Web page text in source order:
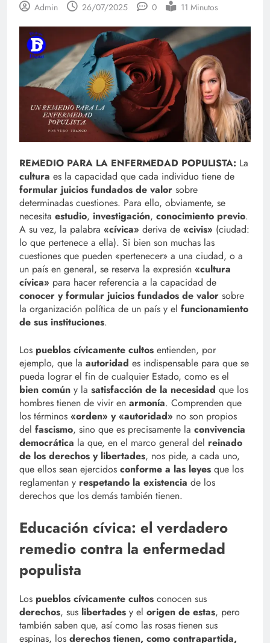
Admin 26/07/2025 0 11 Minutos
REMEDIO PARA LA ENFERMEDAD POPULISTA: La
cultura es la capacidad que cada individuo tiene de
formular juicios fundados de valor sobre
determinadas cuestiones. Para ello, obviamente, se
necesita estudio, investigación, conocimiento previo.
A su vez, la palabra «cívica» deriva de «civis» (ciudad:
lo que pertenece a ella). Si bien son muchas las
cuestiones que pueden «pertenecer» a una ciudad, o a
un país en general, se reserva la expresión «cultura
cívica» para hacer referencia a la capacidad de
conocer y formular juicios fundados de valor sobre
la organización política de un país y el funcionamiento
de sus instituciones.
Los pueblos cívicamente cultos entienden, por
ejemplo, que la autoridad es indispensable para que se
pueda lograr el fin de cualquier Estado, como es el
bien común y la satisfacción de la necesidad que los
hombres tienen de vivir en armonía. Comprenden que
los términos «orden» y «autoridad» no son propios
del fascismo, sino que es precisamente la convivencia
democrática la que, en el marco general del reinado
de los derechos y libertades, nos pide, a cada uno,
que ellos sean ejercidos conforme a las leyes que los
reglamentan y respetando la existencia de los
derechos que los demás también tienen.
Educación cívica: el verdadero
remedio contra la enfermedad
populista
Los pueblos cívicamente cultos conocen sus
derechos, sus libertades y el origen de estas, pero
también saben que, así como las rosas tienen sus
espinas, los derechos tienen, como contrapartida,